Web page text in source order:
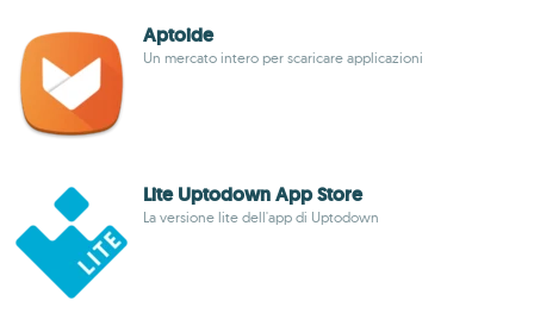
Aptoide
Un mercato intero per scaricare applicazioni
Lite Uptodown App Store
La versione lite dell'app di Uptodown